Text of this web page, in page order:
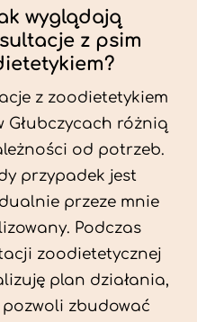
wyglądają
z psim
z zoodietetykiem
Głubczycach różnią
od potrzeb.
przypadek jest
przeze mnie
Podczas
zoodietetycznej
plan działania,
zbudować